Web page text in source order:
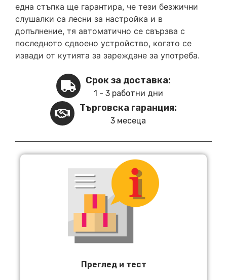
една стъпка ще гарантира, че тези безжични
слушалки са лесни за настройка и в
допълнение, тя автоматично се свързва с
последното сдвоено устройство, когато се
извади от кутията за зареждане за употреба.
Срок за доставка:
1 - 3 работни дни
Търговска гаранция:
3 месеца
Преглед и тест